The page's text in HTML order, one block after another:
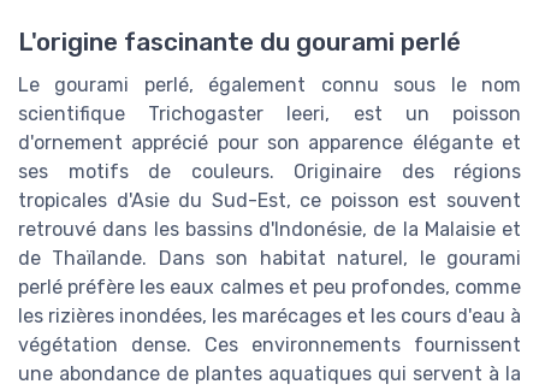
L'origine fascinante du gourami perlé
Le gourami perlé, également connu sous le nom
scientifique Trichogaster leeri, est un poisson
d'ornement apprécié pour son apparence élégante et
ses motifs de couleurs. Originaire des régions
tropicales d'Asie du Sud-Est, ce poisson est souvent
retrouvé dans les bassins d'Indonésie, de la Malaisie et
de Thaïlande. Dans son habitat naturel, le gourami
perlé préfère les eaux calmes et peu profondes, comme
les rizières inondées, les marécages et les cours d'eau à
végétation dense. Ces environnements fournissent
une abondance de plantes aquatiques qui servent à la